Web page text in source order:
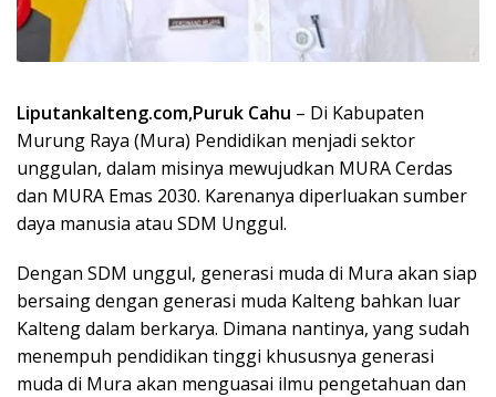
Liputankalteng.com,Puruk Cahu – Di Kabupaten
Murung Raya (Mura) Pendidikan menjadi sektor
unggulan, dalam misinya mewujudkan MURA Cerdas
dan MURA Emas 2030. Karenanya diperluakan sumber
daya manusia atau SDM Unggul.
Dengan SDM unggul, generasi muda di Mura akan siap
bersaing dengan generasi muda Kalteng bahkan luar
Kalteng dalam berkarya. Dimana nantinya, yang sudah
menempuh pendidikan tinggi khususnya generasi
muda di Mura akan menguasai ilmu pengetahuan dan